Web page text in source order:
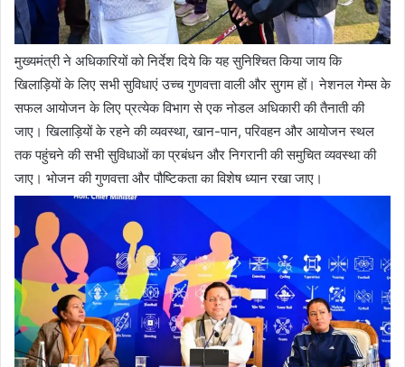
मुख्यमंत्री ने अधिकारियों को निर्देश दिये कि यह सुनिश्चित किया जाय कि
खिलाड़ियों के लिए सभी सुविधाएं उच्च गुणवत्ता वाली और सुगम हों। नेशनल गेम्स के
सफल आयोजन के लिए प्रत्येक विभाग से एक नोडल अधिकारी की तैनाती की
जाए। खिलाड़ियों के रहने की व्यवस्था, खान-पान, परिवहन और आयोजन स्थल
तक पहुंचने की सभी सुविधाओं का प्रबंधन और निगरानी की समुचित व्यवस्था की
जाए। भोजन की गुणवत्ता और पौष्टिकता का विशेष ध्यान रखा जाए।